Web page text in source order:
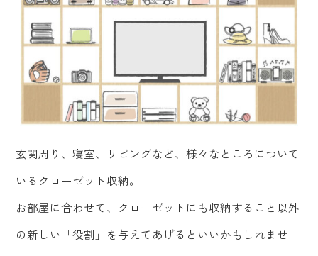
玄関周り、寝室、リビングなど、様々なところについて
いるクローゼット収納。
お部屋に合わせて、クローゼットにも収納すること以外
の新しい「役割」を与えてあげるといいかもしれませ